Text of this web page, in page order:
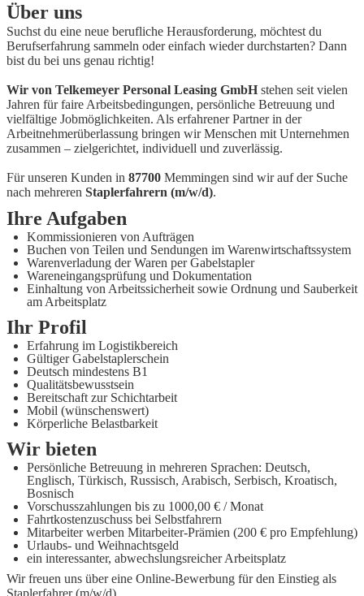
Über uns
Suchst du eine neue berufliche Herausforderung, möchtest du
Berufserfahrung sammeln oder einfach wieder durchstarten? Dann
bist du bei uns genau richtig!
Wir von Telkemeyer Personal Leasing GmbH stehen seit vielen
Jahren für faire Arbeitsbedingungen, persönliche Betreuung und
vielfältige Jobmöglichkeiten. Als erfahrener Partner in der
Arbeitnehmerüberlassung bringen wir Menschen mit Unternehmen
zusammen – zielgerichtet, individuell und zuverlässig.
Für unseren Kunden in 87700 Memmingen sind wir auf der Suche
nach mehreren Staplerfahrern (m/w/d).
Ihre Aufgaben
Kommissionieren von Aufträgen
Buchen von Teilen und Sendungen im Warenwirtschaftssystem
Warenverladung der Waren per Gabelstapler
Wareneingangsprüfung und Dokumentation
Einhaltung von Arbeitssicherheit sowie Ordnung und Sauberkeit
am Arbeitsplatz
Ihr Profil
Erfahrung im Logistikbereich
Gültiger Gabelstaplerschein
Deutsch mindestens B1
Qualitätsbewusstsein
Bereitschaft zur Schichtarbeit
Mobil (wünschenswert)
Körperliche Belastbarkeit
Wir bieten
Persönliche Betreuung in mehreren Sprachen: Deutsch,
Englisch, Türkisch, Russisch, Arabisch, Serbisch, Kroatisch,
Bosnisch
Vorschusszahlungen bis zu 1000,00 € / Monat
Fahrtkostenzuschuss bei Selbstfahrern
Mitarbeiter werben Mitarbeiter-Prämien (200 € pro Empfehlung)
Urlaubs- und Weihnachtsgeld
ein interessanter, abwechslungsreicher Arbeitsplatz
Wir freuen uns über eine Online-Bewerbung für den Einstieg als
Staplerfahrer (m/w/d)